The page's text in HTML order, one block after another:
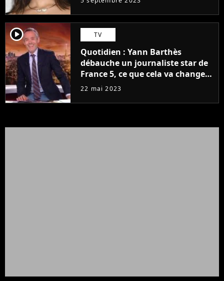
player2 TV
Quotidien : Yann Barthès
débauche un journaliste star de
France 5, ce que cela va changer
à la rentrée
22 mai 2023